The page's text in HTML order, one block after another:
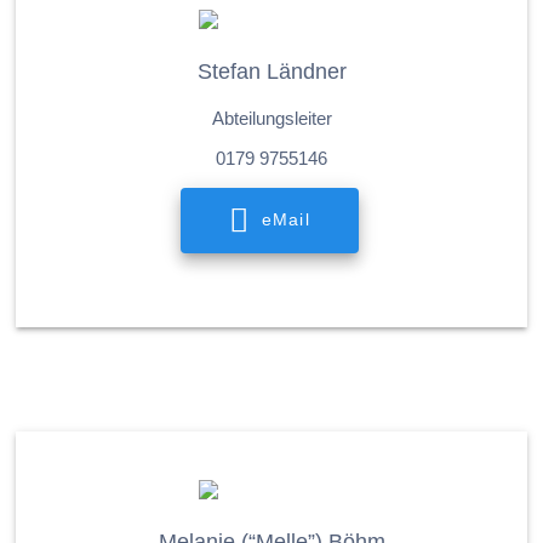
Stefan Ländner
Abteilungsleiter
0179 9755146
eMail